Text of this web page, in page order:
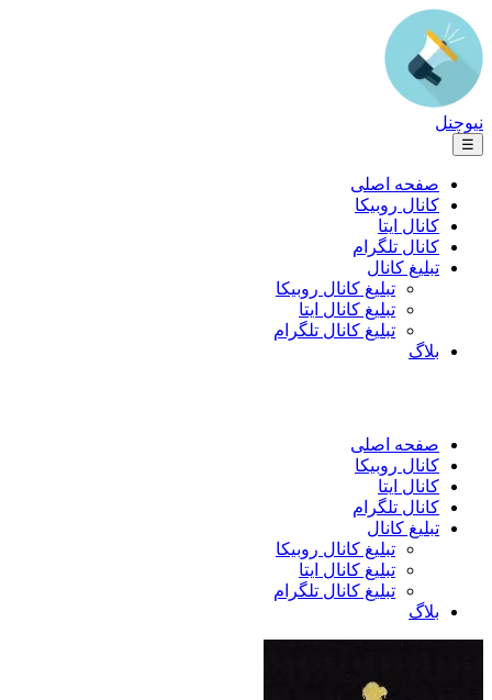
نیوچنل
☰
صفحه اصلی
کانال روبیکا
کانال ایتا
کانال تلگرام
تبلیغ کانال
تبلیغ کانال روبیکا
تبلیغ کانال ایتا
تبلیغ کانال تلگرام
بلاگ
صفحه اصلی
کانال روبیکا
کانال ایتا
کانال تلگرام
تبلیغ کانال
تبلیغ کانال روبیکا
تبلیغ کانال ایتا
تبلیغ کانال تلگرام
بلاگ